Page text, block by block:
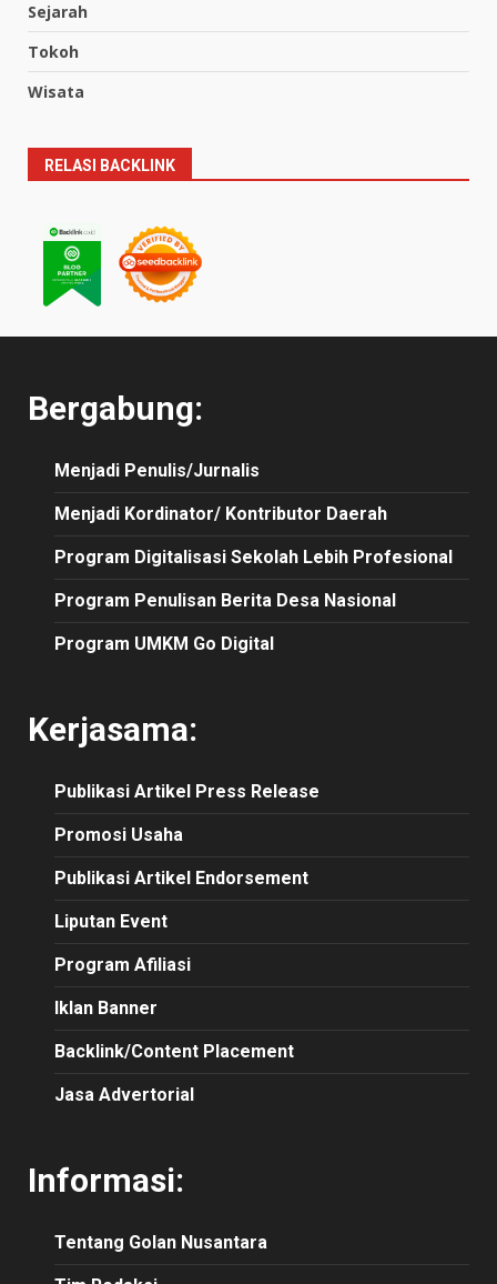
Sejarah
Tokoh
Wisata
RELASI BACKLINK
Bergabung:
Menjadi Penulis/Jurnalis
Menjadi Kordinator/ Kontributor Daerah
Program Digitalisasi Sekolah Lebih Profesional
Program Penulisan Berita Desa Nasional
Program UMKM Go Digital
Kerjasama:
Publikasi Artikel Press Release
Promosi Usaha
Publikasi Artikel Endorsement
Liputan Event
Program Afiliasi
Iklan Banner
Backlink/Content Placement
Jasa Advertorial
Informasi:
Tentang Golan Nusantara